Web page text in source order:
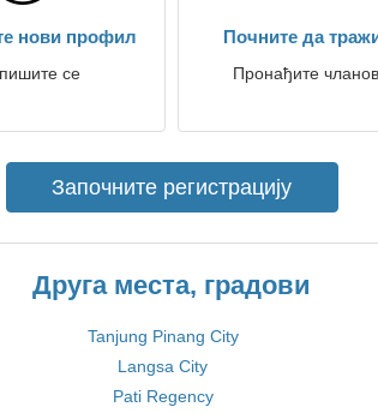
нови профил
се
Почните да
Пронађите
Започните регистрацију
Друга места, градови
Tanjung Pinang City
Langsa City
Pati Regency